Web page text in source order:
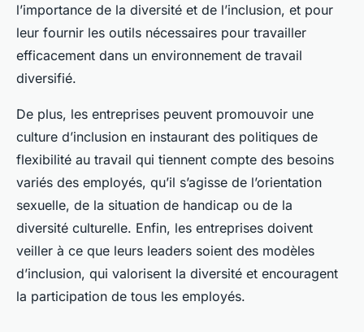
l’importance de la diversité et de l’inclusion, et pour
leur fournir les outils nécessaires pour travailler
efficacement dans un environnement de travail
diversifié.
De plus, les entreprises peuvent promouvoir une
culture d’inclusion en instaurant des politiques de
flexibilité au travail qui tiennent compte des besoins
variés des employés, qu’il s’agisse de l’orientation
sexuelle, de la situation de handicap ou de la
diversité culturelle. Enfin, les entreprises doivent
veiller à ce que leurs leaders soient des modèles
d’inclusion, qui valorisent la diversité et encouragent
la participation de tous les employés.